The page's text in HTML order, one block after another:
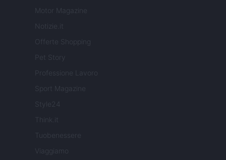
Motor Magazine
Notizie.it
Offerte Shopping
Pet Story
Professione Lavoro
Sport Magazine
Style24
Think.it
Tuobenessere
Viaggiamo